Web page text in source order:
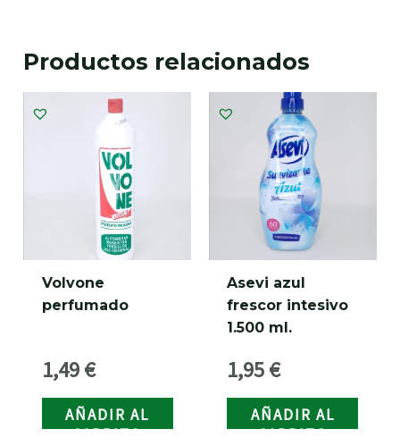
Productos relacionados
Volvone
perfumado
1,49€
AÑADIR AL
CARRITO
Asevi azul
frescor intesivo
1.500 ml.
1,95€
AÑADIR AL
CARRITO